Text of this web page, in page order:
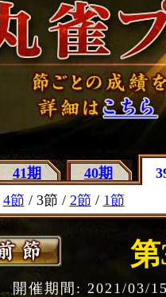
41期 40期
4節 / 3節 / 2節 / 1節
第
開催期間: 2021/03/